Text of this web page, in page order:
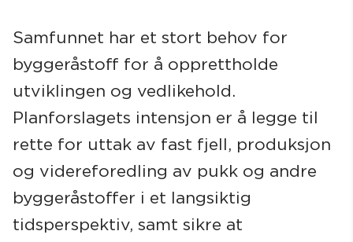
Samfunnet har et stort behov for
byggeråstoff for å opprettholde
utviklingen og vedlikehold.
Planforslagets intensjon er å legge til
rette for uttak av fast fjell, produksjon
og videreforedling av pukk og andre
byggeråstoffer i et langsiktig
tidsperspektiv, samt sikre at